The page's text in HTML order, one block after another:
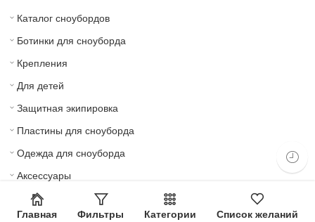
Каталог сноубордов
Ботинки для сноуборда
Крепления
Для детей
Защитная экипировка
Пластины для сноуборда
Одежда для сноуборда
Аксессуары
© 2022 — Сделано в Leo25.ru.
Главная Фильтры Категории Список желаний